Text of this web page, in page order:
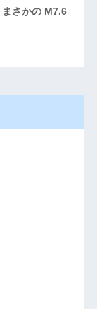
さかの M7.6